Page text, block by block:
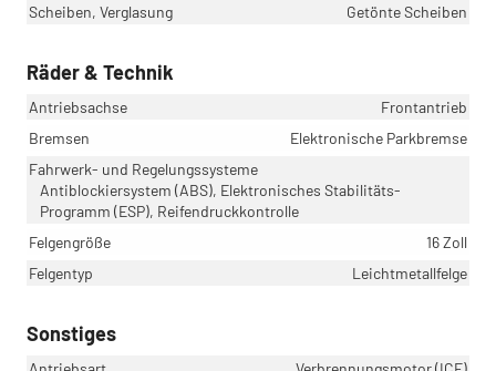
Scheiben, Verglasung
Getönte Scheiben
Räder & Technik
Antriebsachse
Frontantrieb
Bremsen
Elektronische Parkbremse
Fahrwerk- und Regelungssysteme
Antiblockiersystem (ABS), Elektronisches Stabilitäts-
Programm (ESP), Reifendruckkontrolle
Felgengröße
16 Zoll
Felgentyp
Leichtmetallfelge
Sonstiges